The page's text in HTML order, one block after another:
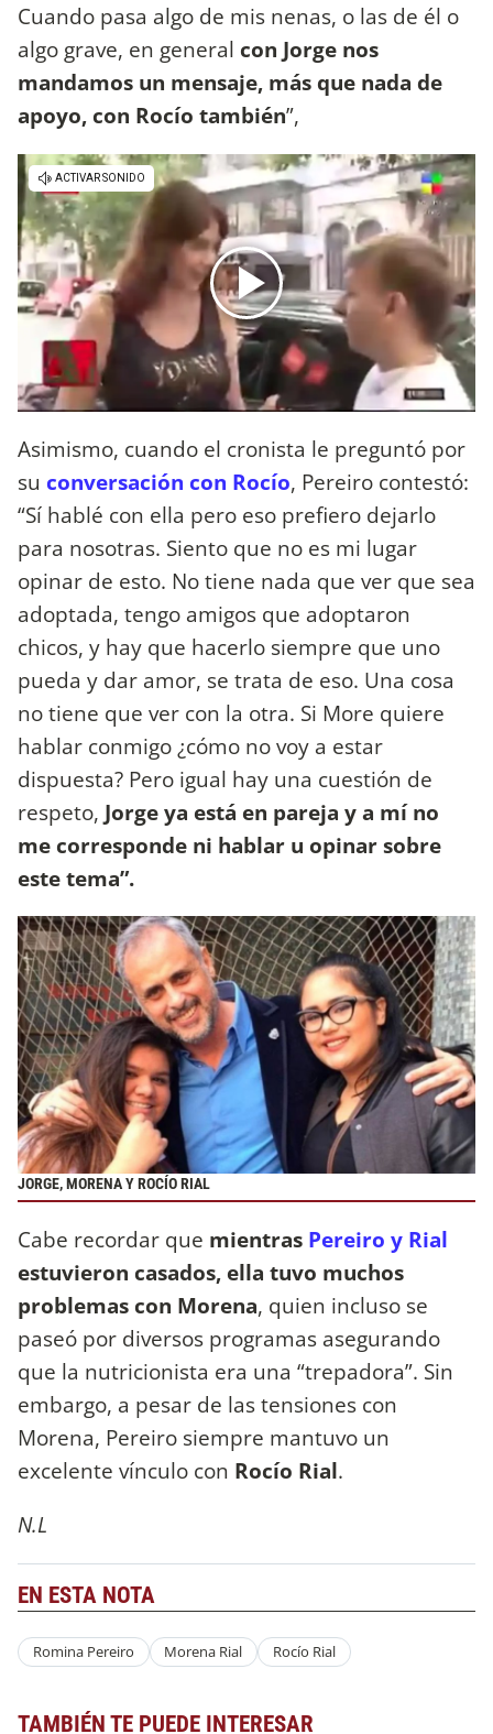
Cuando pasa algo de mis nenas, o las de él o
algo grave, en general con Jorge nos
mandamos un mensaje, más que nada de
apoyo, con Rocío también”,
Asimismo, cuando el cronista le preguntó por
su conversación con Rocío, Pereiro contestó:
“Sí hablé con ella pero eso prefiero dejarlo
para nosotras. Siento que no es mi lugar
opinar de esto. No tiene nada que ver que sea
adoptada, tengo amigos que adoptaron
chicos, y hay que hacerlo siempre que uno
pueda y dar amor, se trata de eso. Una cosa
no tiene que ver con la otra. Si More quiere
hablar conmigo ¿cómo no voy a estar
dispuesta? Pero igual hay una cuestión de
respeto, Jorge ya está en pareja y a mí no
me corresponde ni hablar u opinar sobre
este tema”.
JORGE, MORENA Y ROCÍO RIAL
Cabe recordar que mientras Pereiro y Rial
estuvieron casados, ella tuvo muchos
problemas con Morena, quien incluso se
paseó por diversos programas asegurando
que la nutricionista era una “trepadora”. Sin
embargo, a pesar de las tensiones con
Morena, Pereiro siempre mantuvo un
excelente vínculo con Rocío Rial.
N.L
EN ESTA NOTA
Romina Pereiro Morena Rial Rocío Rial
TAMBIÉN TE PUEDE INTERESAR